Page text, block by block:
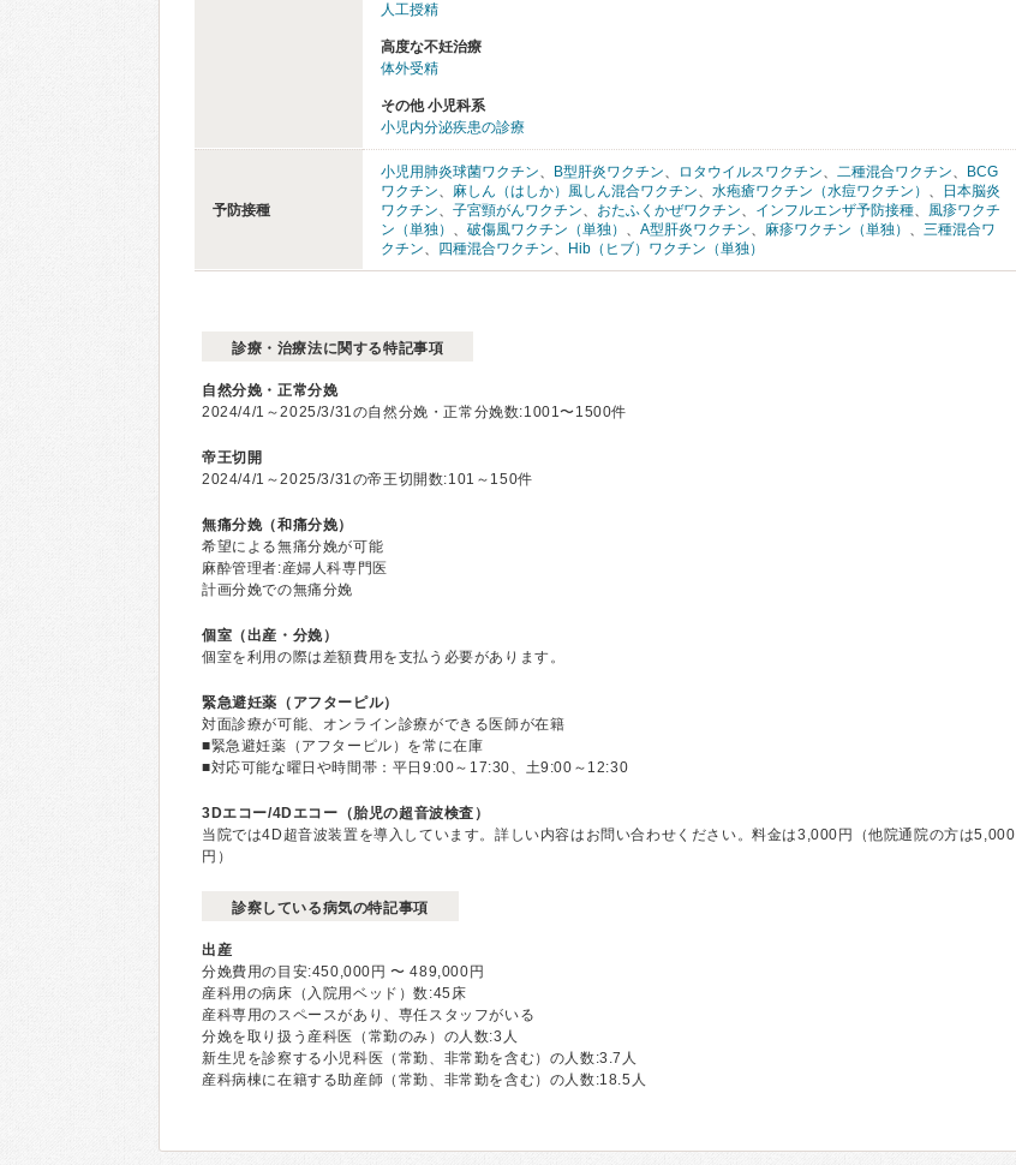
人工授精
高度な不妊治療
体外受精
その他 小児科系
小児内分泌疾患の診療
予防接種
小児用肺炎球菌ワクチン、 B型肝炎ワクチン、 ロタウイルスワクチン、 二種混合ワクチン、
BCG
ワクチン、 麻しん（はしか）風しん混合ワクチン、 水疱瘡ワクチン（水痘ワクチン） 、
日本脳炎
ワクチン、 子宮頸がんワクチン、 おたふくかぜワクチン、 インフルエンザ予防接種、 風疹ワクチ
ン（単独） 、 破傷風ワクチン（単独） 、 A型肝炎ワクチン、 麻疹ワクチン（単独） 、 三種混合ワ
クチン、 四種混合ワクチン、 Hib（ヒブ）ワクチン（単独）
診療・治療法に関する特記事項
自然分娩・正常分娩
2024/4/1～2025/3/31の自然分娩・正常分娩数:1001〜1500件
帝王切開
2024/4/1～2025/3/31の帝王切開数:101～150件
無痛分娩（和痛分娩）
希望による無痛分娩が可能
麻酔管理者:産婦人科専門医
計画分娩での無痛分娩
個室（出産・分娩）
個室を利用の際は差額費用を支払う必要があります。
緊急避妊薬（アフターピル）
対面診療が可能、オンライン診療ができる医師が在籍
■緊急避妊薬（アフターピル）を常に在庫
■対応可能な曜日や時間帯：平日9:00～17:30、土9:00～12:30
3Dエコー/4Dエコー（胎児の超音波検査）
当院では4D超音波装置を導入しています。詳しい内容はお問い合わせください。料金は3,000円（他院通院の方は5,000
円）
診察している病気の特記事項
出産
分娩費用の目安:450,000円 〜 489,000円
産科用の病床（入院用ベッド）数:45床
産科専用のスペースがあり、専任スタッフがいる
分娩を取り扱う産科医（常勤のみ）の人数:3人
新生児を診察する小児科医（常勤、非常勤を含む）の人数:3.7人
産科病棟に在籍する助産師（常勤、非常勤を含む）の人数:18.5人